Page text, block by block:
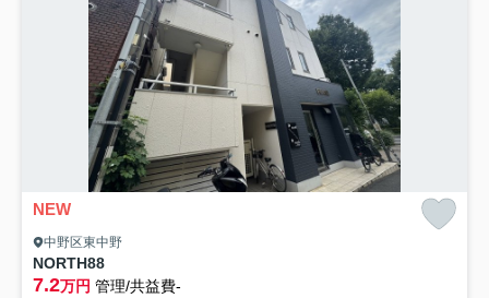
NEW
中野区東中野
NORTH88
7.2万円 管理/共益費-